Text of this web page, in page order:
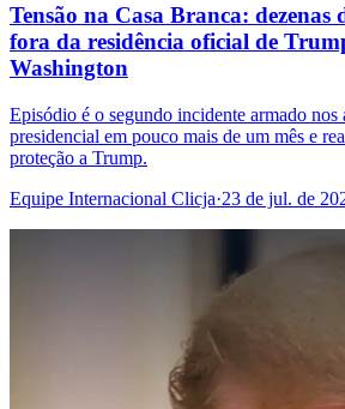
Tensão na Casa Branca: dezenas
fora da residência oficial de
Washington
Episódio é o segundo incidente armado nos
presidencial em pouco mais de um mês e
proteção a Trump.
Equipe Internacional Clicja·23 de jul. de